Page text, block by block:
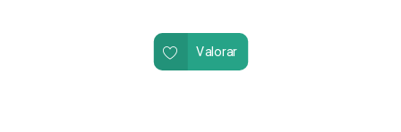
Valorar